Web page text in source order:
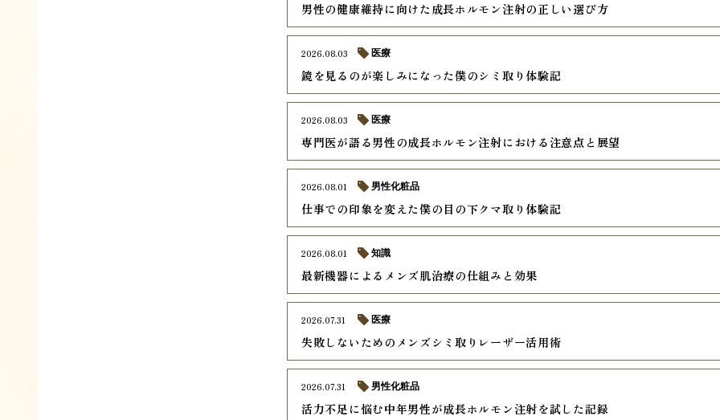
男性の健康維持に向けた成長ホルモン注射の正しい選び方
鏡を見るのが楽しみになった僕のシミ取り体験記
2026.08.03 医療
専門医が語る男性の成長ホルモン注射における注意点と展望
2026.08.03 医療
仕事での印象を変えた僕の目の下クマ取り体験記
2026.08.01 男性化粧品
最新機器によるメンズ肌治療の仕組みと効果
2026.08.01 知識
失敗しないためのメンズシミ取りレーザー活用術
2026.07.31 医療
活力不足に悩む中年男性が成長ホルモン注射を試した記録
2026.07.31 男性化粧品